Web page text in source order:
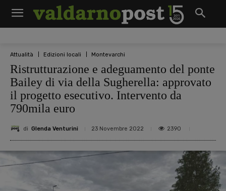
Attualità Edizioni locali Montevarchi
Ristrutturazione e adeguamento del ponte
Bailey di via della Sugherella: approvato
il progetto esecutivo. Intervento da
790mila euro
di Glenda Venturini 23 Novembre 2022 2390